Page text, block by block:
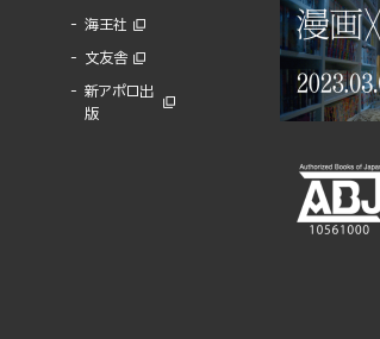
海王社
文友舎
新アポロ出
版